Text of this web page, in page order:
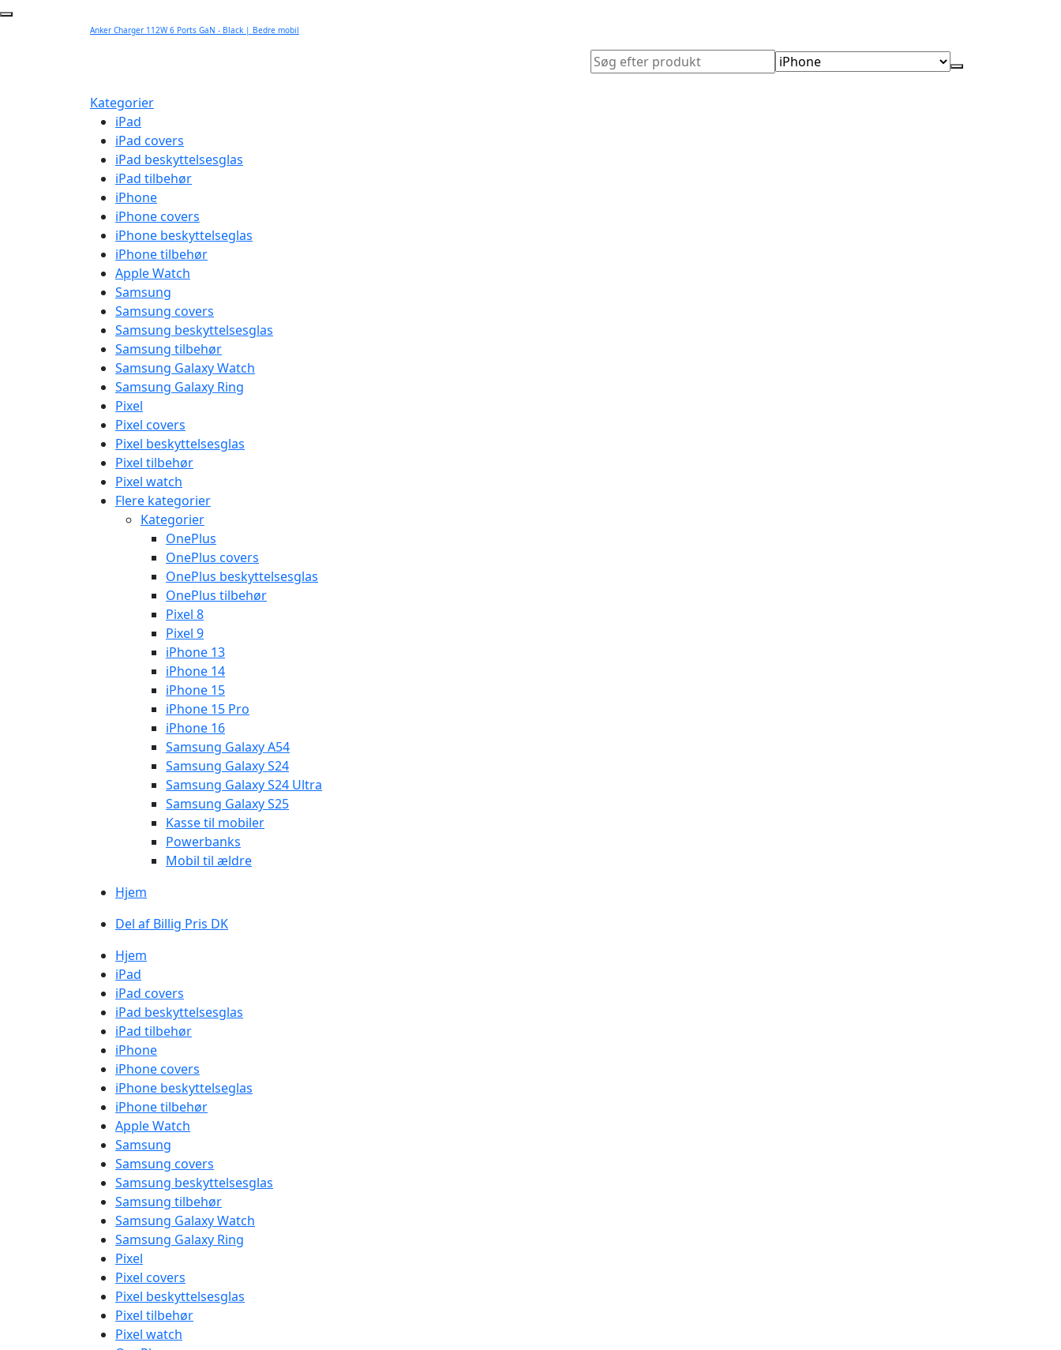
Anker Charger 112W 6 Ports GaN - Black | Bedre mobil
Kategorier
iPad
iPad covers
iPad beskyttelsesglas
iPad tilbehør
iPhone
iPhone covers
iPhone beskyttelseglas
iPhone tilbehør
Apple Watch
Samsung
Samsung covers
Samsung beskyttelsesglas
Samsung tilbehør
Samsung Galaxy Watch
Samsung Galaxy Ring
Pixel
Pixel covers
Pixel beskyttelsesglas
Pixel tilbehør
Pixel watch
Flere kategorier
Kategorier
OnePlus
OnePlus covers
OnePlus beskyttelsesglas
OnePlus tilbehør
Pixel 8
Pixel 9
iPhone 13
iPhone 14
iPhone 15
iPhone 15 Pro
iPhone 16
Samsung Galaxy A54
Samsung Galaxy S24
Samsung Galaxy S24 Ultra
Samsung Galaxy S25
Kasse til mobiler
Powerbanks
Mobil til ældre
Hjem
Del af Billig Pris DK
Hjem
iPad
iPad covers
iPad beskyttelsesglas
iPad tilbehør
iPhone
iPhone covers
iPhone beskyttelseglas
iPhone tilbehør
Apple Watch
Samsung
Samsung covers
Samsung beskyttelsesglas
Samsung tilbehør
Samsung Galaxy Watch
Samsung Galaxy Ring
Pixel
Pixel covers
Pixel beskyttelsesglas
Pixel tilbehør
Pixel watch